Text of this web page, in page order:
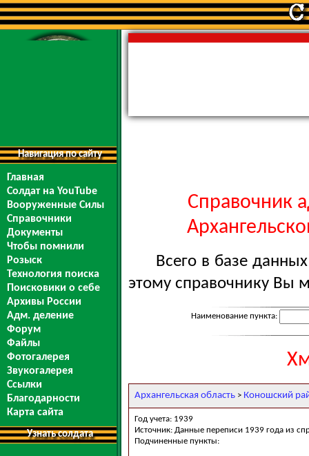
Навигация по сайту
Главная
Солдат на YouTube
Вооруженные Силы
Справочники
Документы
Чтобы помнили
Розыск
Технология поиска
Поисковики о себе
Архивы России
Адм. деление
Форум
Файлы
Фотогалерея
Звукогалерея
Ссылки
Благодарности
Карта сайта
Узнать солдата
Справочник
Всего в базе
этому справочнику Вы
Наименование пункта:
Архангельская область > Коношский
Год учета: 1939
Источник: Данные переписи 1939 года из
Подчиненные пункты: